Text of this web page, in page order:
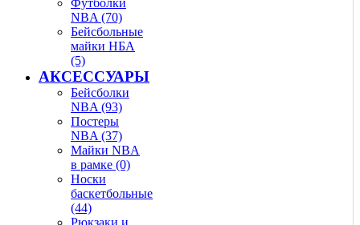
NBA (70)
Бейсбольные
майки НБА
(5)
АКСЕССУАРЫ
Бейсболки
NBA (93)
Постеры
NBA (37)
Майки NBA
в рамке (0)
Носки
баскетбольные
(44)
Рюкзаки и